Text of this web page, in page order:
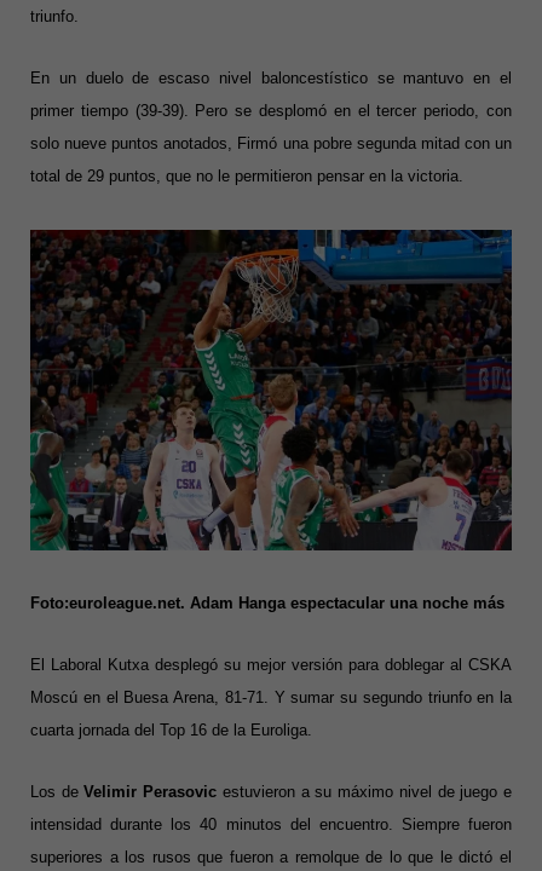
triunfo.
En un duelo de escaso nivel baloncestístico se mantuvo en el
primer tiempo (39-39). Pero se desplomó en el tercer periodo, con
solo nueve puntos anotados, Firmó una pobre segunda mitad con un
total de 29 puntos, que no le permitieron pensar en la victoria.
Foto:euroleague.net. Adam Hanga espectacular una noche más
El Laboral Kutxa desplegó su mejor versión para doblegar al CSKA
Moscú en el Buesa Arena, 81-71. Y sumar su segundo triunfo en la
cuarta jornada del Top 16 de la Euroliga.
Los deVelimir Perasovic estuvieron a su máximo nivel de juego e
intensidad durante los 40 minutos del encuentro. Siempre fueron
superiores a los rusos que fueron a remolque de lo que le dictó el